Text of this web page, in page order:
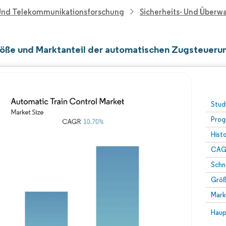
Telekommunikationsforschung Sicherheits- Und
und Marktanteil der automatischen